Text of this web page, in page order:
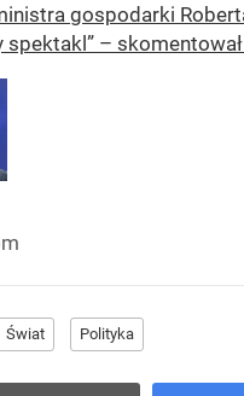
gospodarki
spektakl” –
Świat Polityka